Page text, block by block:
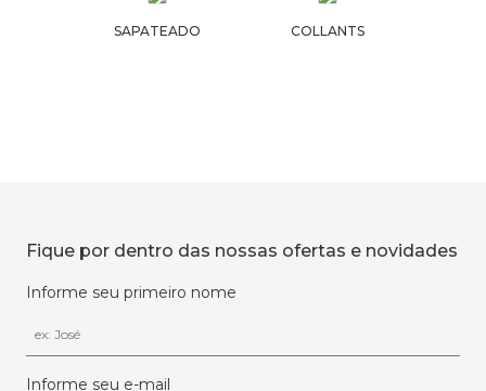
SAPATEADO COLLANTS
Fique por dentro das nossas ofertas e novidades
Informe seu primeiro nome
Informe seu e-mail